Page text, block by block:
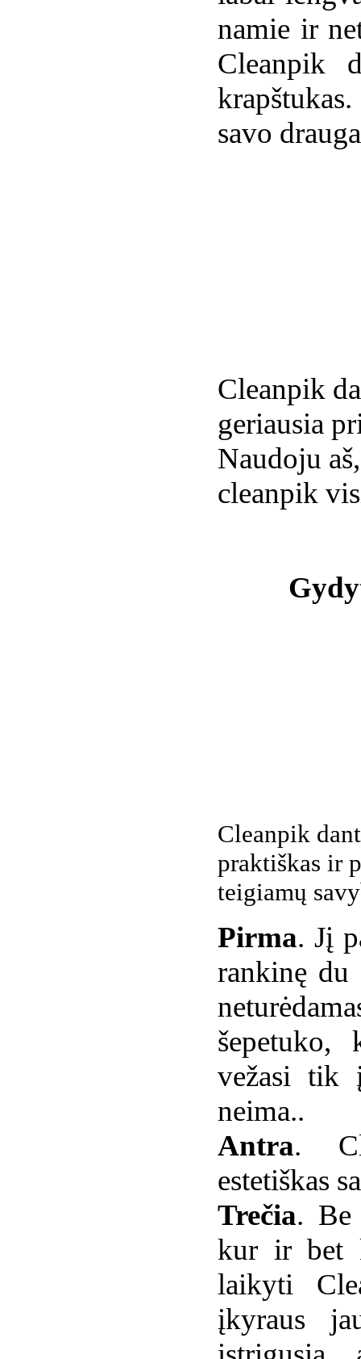
namie ir
Cleanpik
savo
Cleanpik
geriausia
Naudoju
cleanpik
Cleanpik
praktiškas ir
teigiamų
Pirma. Jį
rankinę
šepetuko,
vežasi tik
neima..
Antra.
estetiškas
Trečia. Be
kur ir bet
laikyti
įkyraus